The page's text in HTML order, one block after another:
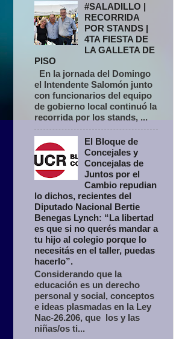
#SALADILLO |
RECORRIDA
POR STANDS |
4TA FIESTA DE
LA GALLETA DE
PISO
En la jornada del Domingo
el Intendente Salomón junto
con funcionarios del equipo
de gobierno local continuó la
recorrida por los stands, ...
El Bloque de
Concejales y
Concejalas de
Juntos por el
Cambio repudian
lo dichos, recientes del
Diputado Nacional Bertie
Benegas Lynch: “La libertad
es que si no querés mandar a
tu hijo al colegio porque lo
necesitás en el taller, puedas
hacerlo”.
Considerando que la
educación es un derecho
personal y social, conceptos
e ideas plasmadas en la Ley
Nac-26.206, que los y las
niñas/os ti...